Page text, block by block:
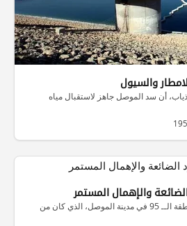
والسيول
ذياب، أن سد الموصل جاهز لاستقبال مياه
195
أصبح مشروع تطوير مدخل منطقة الــ 95 في مدينة الموصل، الذي كان من